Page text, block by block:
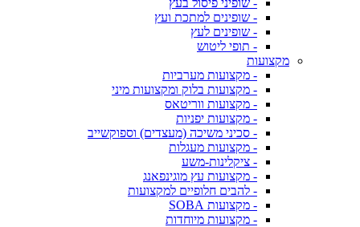
- שופיני פיסול בעץ
- שופינים למתכת ועץ
- שופינים לעץ
- תופי ליטוש
מקצועות
- מקצועות מערביות
- מקצועות בלוק ומקצועות מיני
- מקצועות ווריטאס
- מקצועות יפניות
- סכיני משיכה (מעצדים) וספוקשייב
- מקצועות מעגלות
- ציקלינות-משע
- מקצועות עץ מוגינפאנג
- להבים חלופיים למקצועות
- מקצועות SOBA
- מקצועות מיוחדות